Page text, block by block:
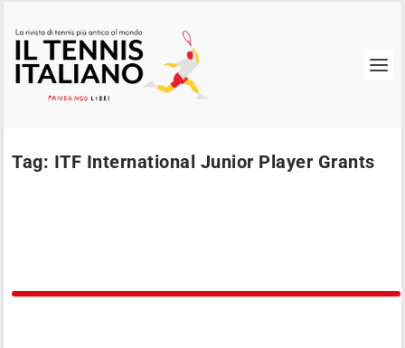
Tag: ITF International Junior Player Grants